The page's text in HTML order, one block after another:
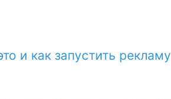
и как запустить рекламу